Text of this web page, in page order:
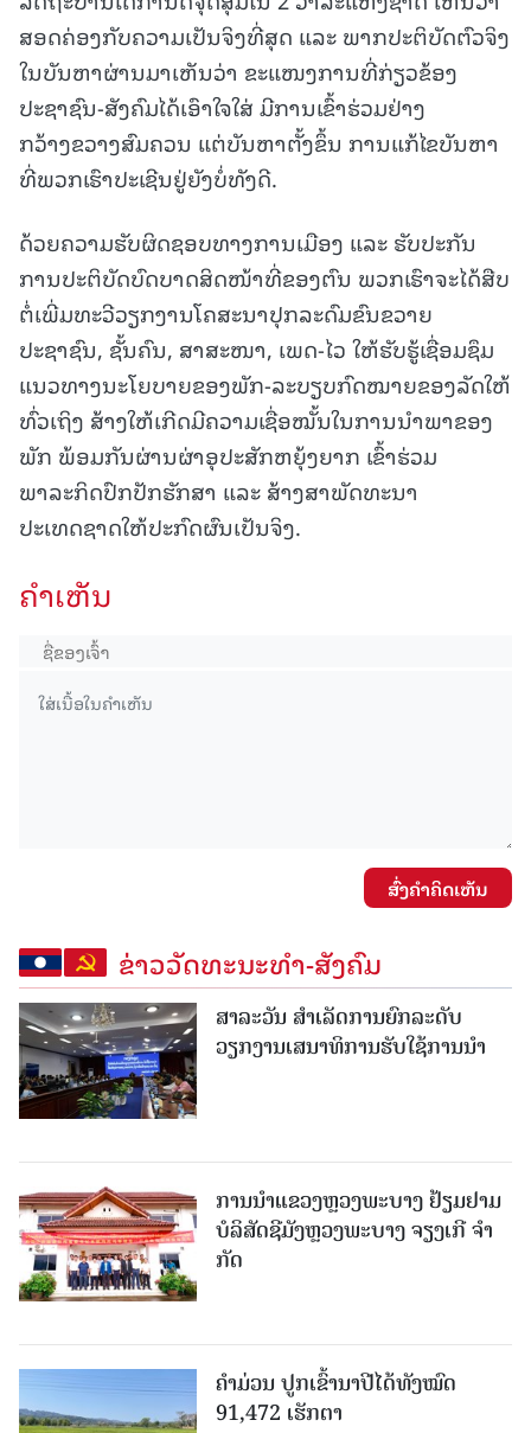
ສອດຄ່ອງກັບຄວາມເປັນຈິງທີ່ສຸດ ແລະ ພາກປະຕິບັດຕົວຈິງ
ໃນບັນຫາຜ່ານມາເຫັນວ່າ ຂະແໜງການທີ່ກ່ຽວຂ້ອງ
ປະຊາຊົນ-ສັງຄົມໄດ້ເອົາໃຈໃສ່ ມີການເຂົ້າຮ່ວມຢ່າງ
ກວ້າງຂວາງສົມຄວນ ແຕ່ບັນຫາຕັ້ງຂຶ້ນ ການແກ້ໄຂບັນຫາ
ທີ່ພວກເຮົາປະເຊີນຢູ່ຍັງບໍ່ທັງດີ.
ດ້ວຍຄວາມຮັບຜິດຊອບທາງການເມືອງ ແລະ ຮັບປະກັນ
ການປະຕິບັດບົດບາດສິດໜ້າທີ່ຂອງຕົນ ພວກເຮົາຈະໄດ້ສືບ
ຕໍ່ເພີ່ມທະວີວຽກງານໂຄສະນາປຸກລະດົມຂົນຂວາຍ
ປະຊາຊົນ, ຊັ້ນຄົນ, ສາສະໜາ, ເພດ-ໄວ ໃຫ້ຮັບຮູ້ເຊື່ອມຊຶມ
ແນວທາງນະໂຍບາຍຂອງພັກ-ລະບຽບກົດໝາຍຂອງລັດໃຫ້
ທົ່ວເຖິງ ສ້າງໃຫ້ເກີດມີຄວາມເຊື່ອໝັ້ນໃນການນຳພາຂອງ
ພັກ ພ້ອມກັນຜ່ານຜ່າອຸປະສັກຫຍຸ້ງຍາກ ເຂົ້າຮ່ວມ
ພາລະກິດປົກປັກຮັກສາ ແລະ ສ້າງສາພັດທະນາ
ປະເທດຊາດໃຫ້ປະກົດຜົນເປັນຈິງ.
ຄໍາເຫັນ
ສົ່ງຄໍາຄິດເຫັນ
ຂ່າວວັດທະນະທຳ-ສັງຄົມ
ສາລະວັນ ສໍາເລັດການຍົກລະດັບ
ວຽກງານເສນາທິການຮັບໃຊ້ການນໍາ
ການນຳແຂວງຫຼວງພະບາງ ຢ້ຽມ​ຢາມ
ບໍ​ລິ​ສັດຊີມັງຫຼວງພະບາງ ຈຽງເກີ ຈໍາ
ກັດ
ຄໍາມ່ວນ ປູກເຂົ້ານາປີໄດ້ທັງໝົດ
91,472 ເຮັກຕາ